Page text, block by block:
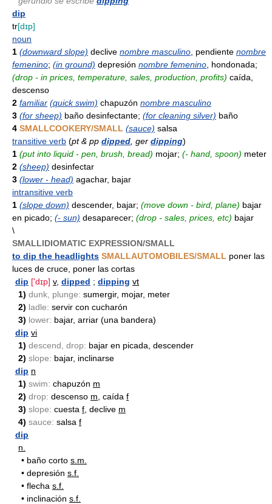
dip
tr[dɪp]
noun
1 (downward slope) declive nombre masculino , pendiente nombre
femenino; (in ground) depresión nombre femenino , hondonada;
(drop - in prices, temperature, sales, production, profits) caída,
descenso
2 familiar (quick swim) chapuzón nombre masculino
3 (for sheep) baño desinfectante; (for cleaning silver) baño
4 SMALLCOOKERY/SMALL (sauce) salsa
transitive verb (pt & pp dipped , ger dipping)
1 (put into liquid - pen, brush, bread) mojar; (- hand, spoon) meter
2 (sheep) desinfectar
3 (lower - head) agachar, bajar
intransitive verb
1 (slope down) descender, bajar; (move down - bird, plane) bajar
en picado; (- sun) desaparecer; (drop - sales, prices, etc) bajar
\
SMALLIDIOMATIC EXPRESSION/SMALL
to dip the headlights SMALLAUTOMOBILES/SMALL poner las
luces de cruce, poner las cortas
dip ['dɪp] v, dipped ; dipping vt
1) dunk, plunge: sumergir, mojar, meter
2) ladle: servir con cucharón
3) lower: bajar, arriar (una bandera)
dip vi
1) descend, drop: bajar en picada, descender
2) slope: bajar, inclinarse
dip n
1) swim: chapuzón m
2) drop: descenso m , caída f
3) slope: cuesta f , declive m
4) sauce: salsa f
dip
n.
• baño corto s.m.
• depresión s.f.
• flecha s.f.
• inclinación s.f.